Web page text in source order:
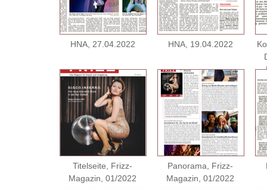
HNA, 27.04.2022 HNA, 19.04.2022
Titelseite, Frizz-
Magazin, 01/2022
Panorama, Frizz-
Magazin, 01/2022